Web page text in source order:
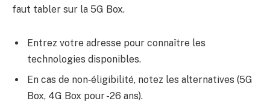
faut tabler sur la 5G Box.
Entrez votre adresse pour connaître les
technologies disponibles.
En cas de non‑éligibilité, notez les alternatives (5G
Box, 4G Box pour -26 ans).